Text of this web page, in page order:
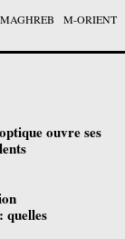
MAGHREB M-ORIENT
ouvre ses
quelles